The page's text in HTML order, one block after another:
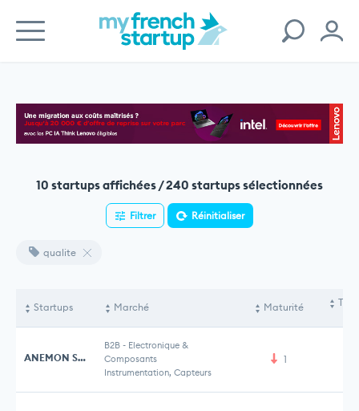
10 startups affichées / 240 startups sélectionnées
Filtrer Réinitialiser
qualite
Startups Marché Maturité
ANEMON SENSORS
B2B - Electronique &
Composants
Instrumentation, Capteurs
1